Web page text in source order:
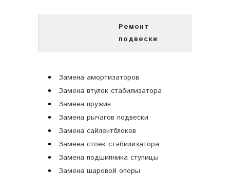
Ремонт
подвески
Замена амортизаторов
Замена втулок стабилизатора
Замена пружин
Замена рычагов подвески
Замена сайлентблоков
Замена стоек стабилизатора
Замена подшипника ступицы
Замена шаровой опоры